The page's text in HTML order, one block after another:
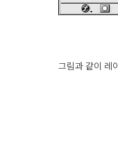
그림과 같이 레